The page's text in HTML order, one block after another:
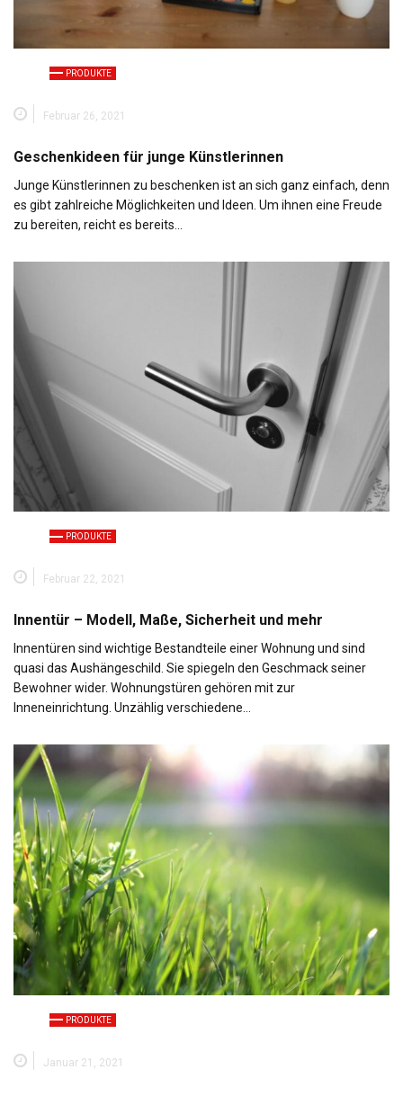
PRODUKTE
Februar 26, 2021
Geschenkideen für junge Künstlerinnen
Junge Künstlerinnen zu beschenken ist an sich ganz einfach, denn
es gibt zahlreiche Möglichkeiten und Ideen. Um ihnen eine Freude
zu bereiten, reicht es bereits…
PRODUKTE
Februar 22, 2021
Innentür – Modell, Maße, Sicherheit und mehr
Innentüren sind wichtige Bestandteile einer Wohnung und sind
quasi das Aushängeschild. Sie spiegeln den Geschmack seiner
Bewohner wider. Wohnungstüren gehören mit zur
Inneneinrichtung. Unzählig verschiedene…
PRODUKTE
Januar 21, 2021